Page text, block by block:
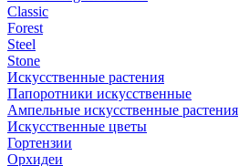
Classic
Forest
Steel
Stone
Искусственные растения
Папоротники искусственные
Ампельные искусственные растения
Искусственные цветы
Гортензии
Орхидеи